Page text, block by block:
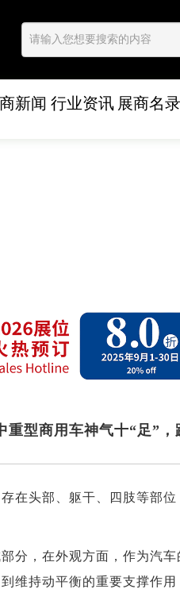
新闻 行业资讯 展商名录
型商用车神气十“足”，
在头部、躯干、四肢等部
分，在外观方面，作为汽
维持动平衡的重要支撑作